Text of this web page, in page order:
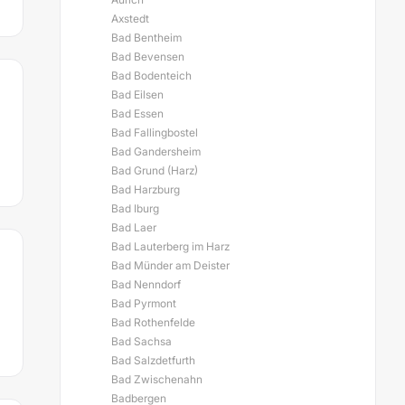
Axstedt
Bad Bentheim
Bad Bevensen
Bad Bodenteich
Bad Eilsen
Bad Essen
Bad Fallingbostel
Bad Gandersheim
Bad Grund (Harz)
Bad Harzburg
Bad Iburg
Bad Laer
Bad Lauterberg im Harz
Bad Münder am Deister
Bad Nenndorf
Bad Pyrmont
Bad Rothenfelde
Bad Sachsa
Bad Salzdetfurth
Bad Zwischenahn
Badbergen